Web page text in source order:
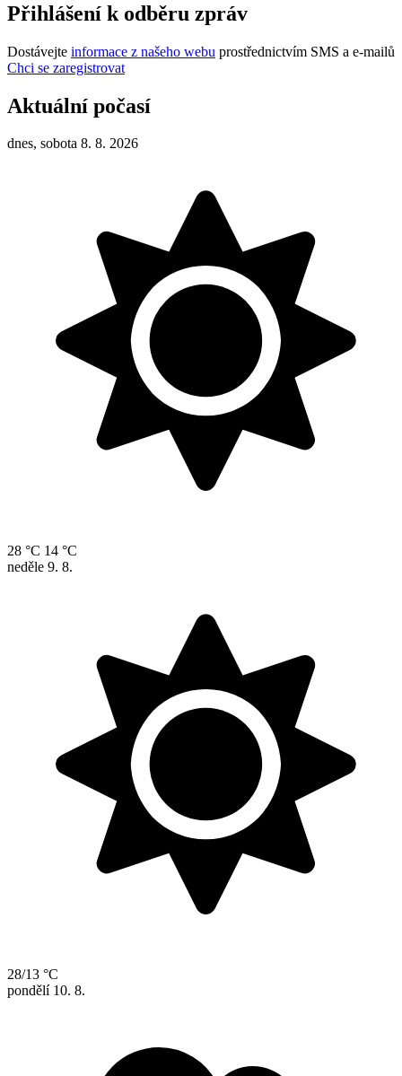
Přihlášení k odběru zpráv
Dostávejte informace z našeho webu prostřednictvím SMS a e-mailů
Chci se zaregistrovat
Aktuální počasí
dnes, sobota 8. 8. 2026
28 °C 14 °C
neděle 9. 8.
28/13 °C
pondělí 10. 8.